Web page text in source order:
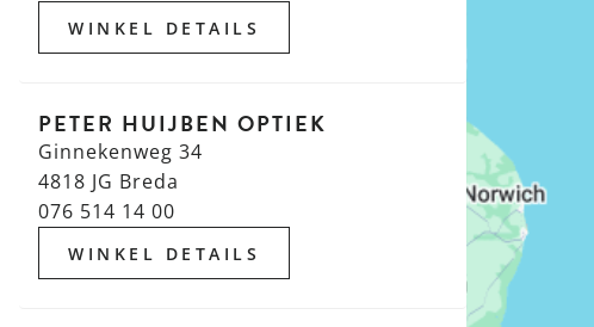
WINKEL DETAILS
PETER HUIJBEN OPTIEK
Ginnekenweg 34
4818 JG Breda
076 514 14 00
WINKEL DETAILS